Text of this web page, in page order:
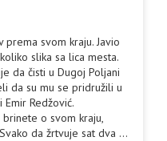
svom kraju. Javio
slika sa lica mesta.
da čisti u Dugoj Poljani
da su mu se pridružili u
Redžović.
o svom kraju,
da žrtvuje sat dva ...